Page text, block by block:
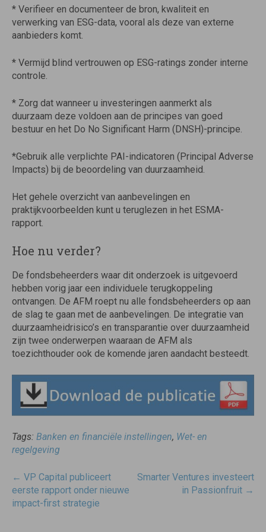
* Verifieer en documenteer de bron, kwaliteit en
verwerking van ESG-data, vooral als deze van externe
aanbieders komt.
* Vermijd blind vertrouwen op ESG-ratings zonder interne
controle.
* Zorg dat wanneer u investeringen aanmerkt als
duurzaam deze voldoen aan de principes van goed
bestuur en het Do No Significant Harm (DNSH)-principe.
*Gebruik alle verplichte PAI-indicatoren (Principal Adverse
Impacts) bij de beoordeling van duurzaamheid.
Het gehele overzicht van aanbevelingen en
praktijkvoorbeelden kunt u teruglezen in het ESMA-
rapport.
Hoe nu verder?
De fondsbeheerders waar dit onderzoek is uitgevoerd
hebben vorig jaar een individuele terugkoppeling
ontvangen. De AFM roept nu alle fondsbeheerders op aan
de slag te gaan met de aanbevelingen. De integratie van
duurzaamheidrisico’s en transparantie over duurzaamheid
zijn twee onderwerpen waaraan de AFM als
toezichthouder ook de komende jaren aandacht besteedt.
Tags: Banken en financiële instellingen, Wet- en
regelgeving
Post
navigatie
← VP Capital publiceert
eerste rapport onder nieuwe
impact-first strategie
Smarter Ventures investeert
in Passionfruit →